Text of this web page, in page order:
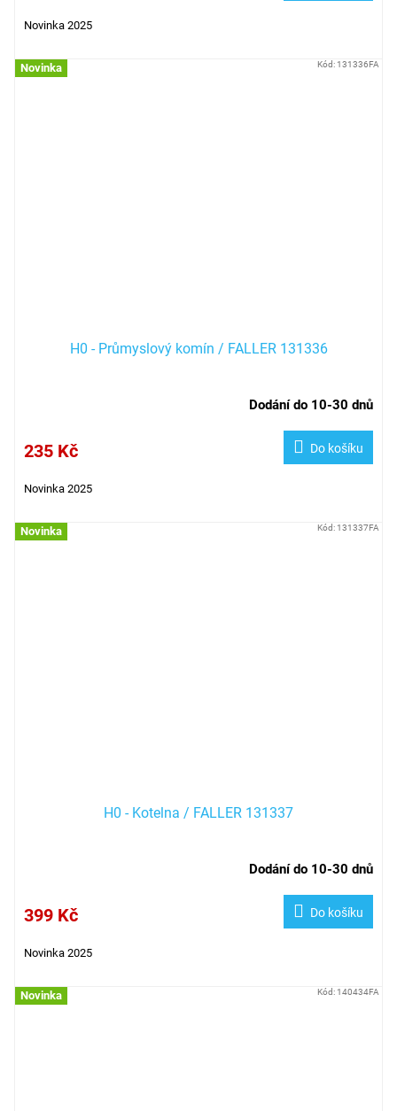
Novinka 2025
Novinka
H0 - Průmyslový komín / FALLER 131336
Dodání do 10-30 dnů
235 Kč Do košíku
Novinka 2025
Kód: 131336FA
Novinka
H0 - Kotelna / FALLER 131337
Dodání do 10-30 dnů
399 Kč Do košíku
Novinka 2025
Kód: 131337FA
Novinka Kód: 140434FA